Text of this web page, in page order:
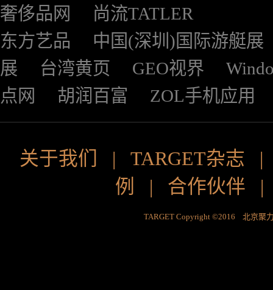
奢侈品网
尚流TATLER
东方艺品
中国(深圳)国际游艇展
展
台湾黄页 GEO视界
点网
胡润百富 ZOL手机应用
关于我们 | TARGET杂志
例
| 合作伙伴
TARGET Copyright ©2016 北京聚